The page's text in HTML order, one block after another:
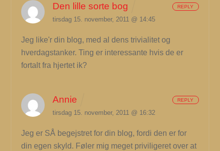
Den lille sorte bog
tirsdag 15. november, 2011 @ 14:45
Jeg like'r din blog, med al dens trivialitet og
hverdagstanker. Ting er interessante hvis de er
fortalt fra hjertet ik?
REPLY
Annie
tirsdag 15. november, 2011 @ 16:32
Jeg er SÅ begejstret for din blog, fordi den er for
din egen skyld. Føler mig meget priviligeret over at
REPLY